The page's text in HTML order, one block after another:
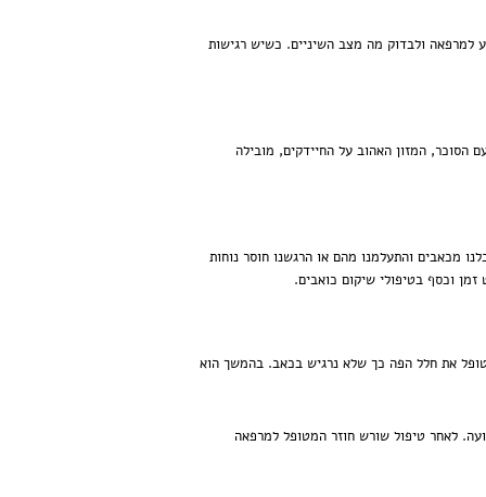
למרפאה ולבדוק מה מצב השיניים. כשיש רגישות
המזון האהוב על החיידקים, מובילה
מכאבים והתעלמנו מהם או הרגשנו חוסר נוחות
וכסף בטיפולי שיקום כואבים.
את חלל הפה כך שלא נרגיש בכאב. בהמשך הוא
לאחר טיפול שורש חוזר המטופל למרפאה